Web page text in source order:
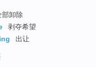
部卸除
剥夺希望
出让